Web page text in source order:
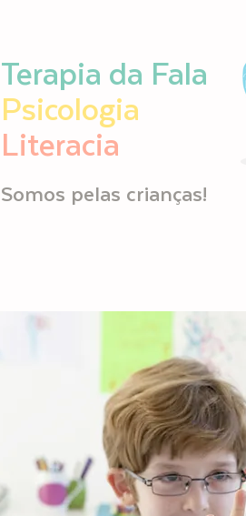
Terapia da Fala
Psicologia
Literacia
Somos pelas crianças!